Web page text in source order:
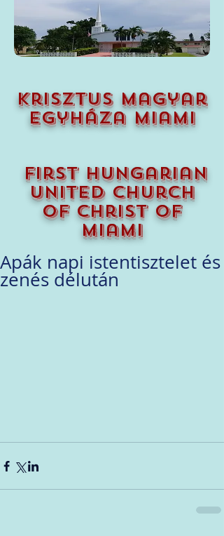
krisztus magyar
egyháza miami
first hungarian
united church
of christ of
miami
Apák napi istentisztelet és
zenés délután